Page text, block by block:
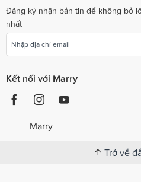
Đăng ký nhận bản tin để không bỏ
nhất
Kết nối với Marry
Marry
Trở về